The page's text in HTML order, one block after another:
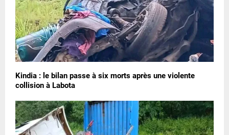
Kindia : le bilan passe à six morts après une violente
collision à Labota